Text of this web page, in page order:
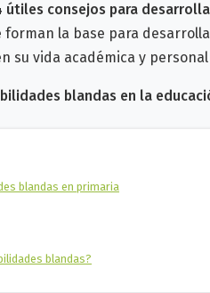
útiles consejos para
la base para
su vida académica y
blandas en la
blandas en primaria
blandas?